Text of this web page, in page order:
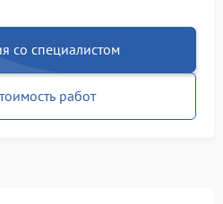
со специалистом
работ